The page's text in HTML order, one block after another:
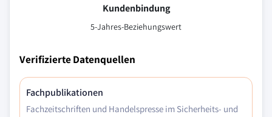
Kundenbindung
5-Jahres-Beziehungswert
Verifizierte Datenquellen
Fachpublikationen
Fachzeitschriften und Handelspresse im Sicherheits- und